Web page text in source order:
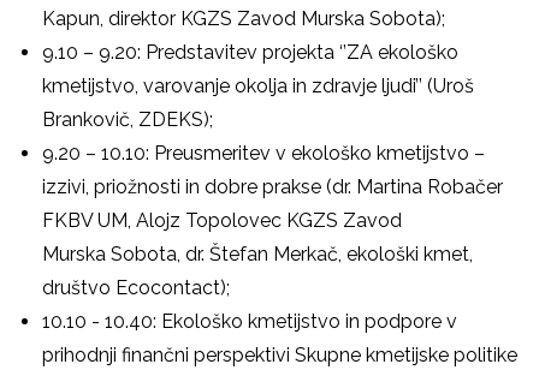
Kapun, direktor KGZS Zavod Murska Sobota);
9.10 – 9.20: Predstavitev projekta ‘’ZA ekološko
kmetijstvo, varovanje okolja in zdravje ljudi’’ (Uroš
Brankovič, ZDEKS);
9.20 – 10.10: Preusmeritev v ekološko kmetijstvo –
izzivi, priožnosti in dobre prakse (dr. Martina Robačer
FKBV UM, Alojz Topolovec KGZS Zavod
Murska Sobota, dr. Štefan Merkač, ekološki kmet,
društvo Ecocontact);
10.10 - 10.40: Ekološko kmetijstvo in podpore v
prihodnji finančni perspektivi Skupne kmetijske politike